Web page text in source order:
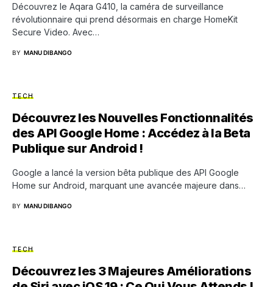
Découvrez le Aqara G410, la caméra de surveillance
révolutionnaire qui prend désormais en charge HomeKit
Secure Video. Avec…
BY MANU DIBANGO
TECH
Découvrez les Nouvelles Fonctionnalités
des API Google Home : Accédez à la Beta
Publique sur Android !
Google a lancé la version bêta publique des API Google
Home sur Android, marquant une avancée majeure dans…
BY MANU DIBANGO
TECH
Découvrez les 3 Majeures Améliorations